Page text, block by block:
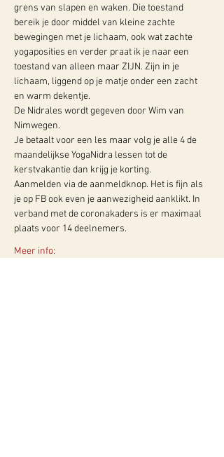
grens van slapen en waken. Die toestand
bereik je door middel van kleine zachte
bewegingen met je lichaam, ook wat zachte
yogaposities en verder praat ik je naar een
toestand van alleen maar ZIJN. Zijn in je
lichaam, liggend op je matje onder een zacht
en warm dekentje.
De Nidrales wordt gegeven door Wim van
Nimwegen.
Je betaalt voor een les maar volg je alle 4 de
maandelijkse YogaNidra lessen tot de
kerstvakantie dan krijg je korting.
Aanmelden via de aanmeldknop. Het is fijn als
je op FB ook even je aanwezigheid aanklikt. In
verband met de coronakaders is er maximaal
plaats voor 14 deelnemers.
Meer info: